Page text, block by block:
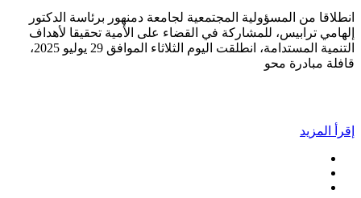
انطلاقا من المسؤولية المجتمعية لجامعة دمنهور برئاسة الدكتور
إلهامي ترابيس، للمشاركة في القضاء على الأمية تحقيقا لأهداف
التنمية المستدامة، انطلقت اليوم الثلاثاء الموافق 29 يوليو 2025،
قافلة مبادرة محو
إقرأ المزيد